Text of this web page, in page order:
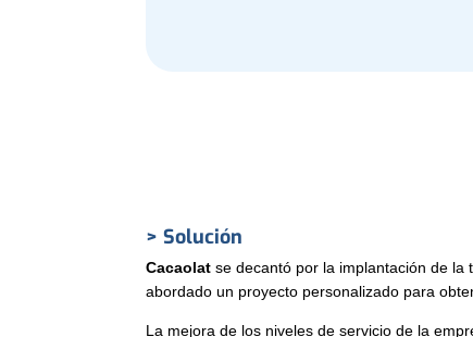
> Solución
Cacaolat se decantó por la implantación de la
abordado un proyecto personalizado para
La mejora de los niveles de servicio de la